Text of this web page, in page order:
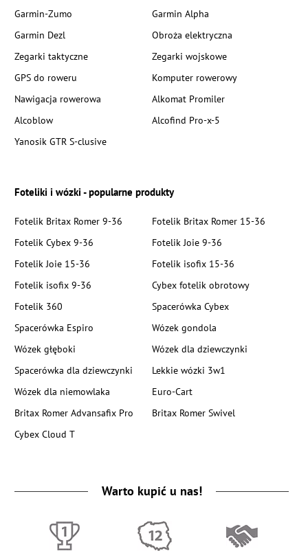
Garmin-Zumo
Garmin Alpha
Garmin Dezl
Obroża elektryczna
Zegarki taktyczne
Zegarki wojskowe
GPS do roweru
Komputer rowerowy
Nawigacja rowerowa
Alkomat Promiler
Alcoblow
Alcofind Pro-x-5
Yanosik GTR S-clusive
Foteliki i wózki - popularne produkty
Fotelik Britax Romer 9-36
Fotelik Britax Romer 15-36
Fotelik Cybex 9-36
Fotelik Joie 9-36
Fotelik Joie 15-36
Fotelik isofix 15-36
Fotelik isofix 9-36
Cybex fotelik obrotowy
Fotelik 360
Spacerówka Cybex
Spacerówka Espiro
Wózek gondola
Wózek głęboki
Wózek dla dziewczynki
Spacerówka dla dziewczynki
Lekkie wózki 3w1
Wózek dla niemowlaka
Euro-Cart
Britax Romer Advansafix Pro
Britax Romer Swivel
Cybex Cloud T
Warto kupić u nas!